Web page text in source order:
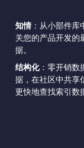
知情：从小部件库
关您的产品开发的
据。
结构化：零开销数
据，在社区中共享
更快地查找索引数